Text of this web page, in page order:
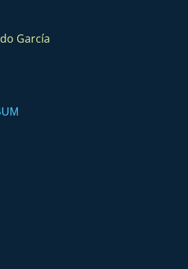
García